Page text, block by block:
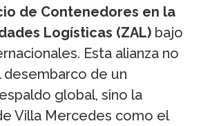
de Contenedores en la
Logísticas (ZAL) bajo
Esta alianza no
de un
global, sino la
Villa Mercedes como el